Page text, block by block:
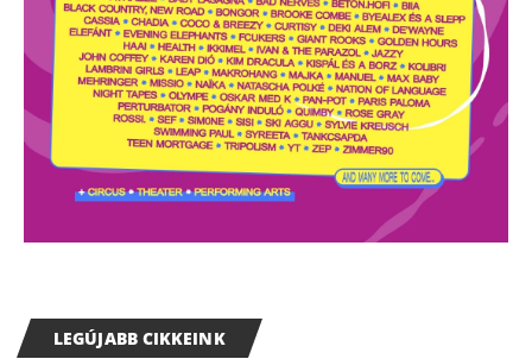
LEGÚJABB CIKKEINK